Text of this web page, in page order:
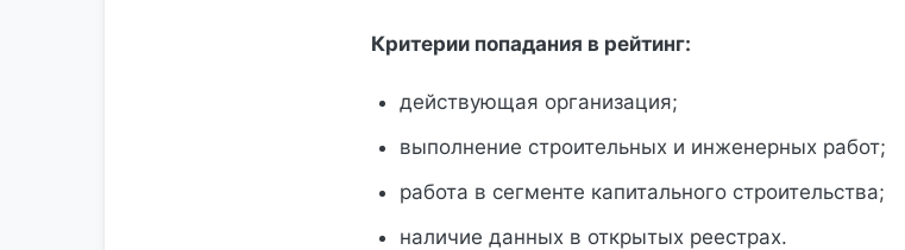
Критерии попадания в рейтинг:
действующая организация;
выполнение строительных и инженерных работ;
работа в сегменте капитального строительства;
наличие данных в открытых реестрах.